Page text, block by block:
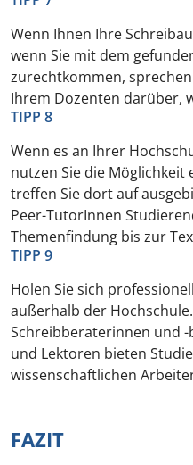
Wenn Ihnen Ihre
wenn Sie mit dem
zurechtkommen,
Ihrem Dozenten darüber,
TIPP 8
Wenn es an Ihrer
nutzen Sie die Möglichkeit
treffen Sie dort auf
Peer-TutorInnen
Themenfindung bis zur
TIPP 9
Holen Sie sich
außerhalb der
Schreibberaterinnen und
und Lektoren bieten
wissenschaftlichen
FAZIT